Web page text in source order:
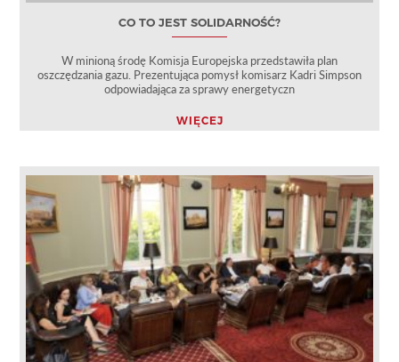
CO TO JEST SOLIDARNOŚĆ?
W minioną środę Komisja Europejska przedstawiła plan
oszczędzania gazu. Prezentująca pomysł komisarz Kadri Simpson
odpowiadająca za sprawy energetyczn
WIĘCEJ